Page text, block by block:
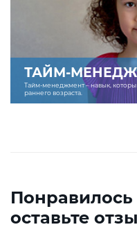
ТАЙМ-
Тайм-менеджмент – навык,
раннего возраста.
оставьте